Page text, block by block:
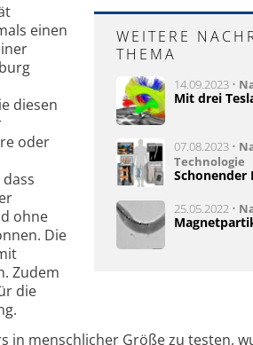
WEITERE
THEMA
14.09.2023 •
Mit drei
07.08.2023 •
Technologie
Schonender
25.05.2022 •
einen
diesen
oder
ohne
Die
Zudem
die
in menschlicher Größe zu testen,